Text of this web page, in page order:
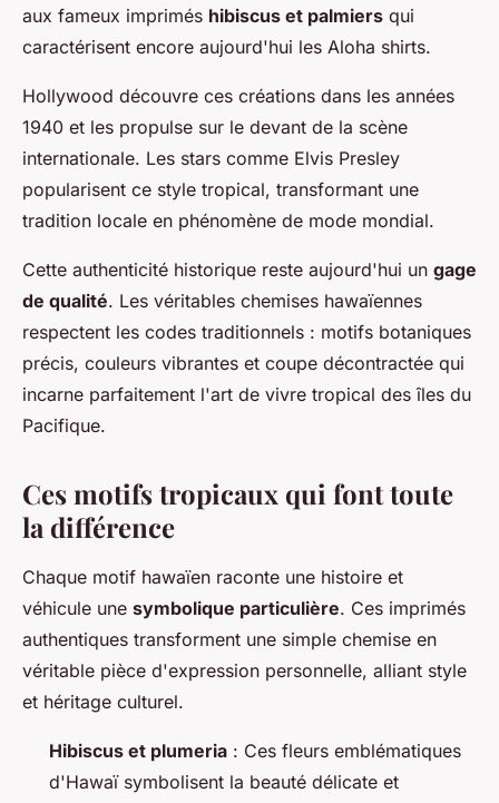
aux fameux imprimés hibiscus et palmiers qui
caractérisent encore aujourd'hui les Aloha shirts.
Hollywood découvre ces créations dans les années
1940 et les propulse sur le devant de la scène
internationale. Les stars comme Elvis Presley
popularisent ce style tropical, transformant une
tradition locale en phénomène de mode mondial.
Cette authenticité historique reste aujourd'hui un gage
de qualité. Les véritables chemises hawaïennes
respectent les codes traditionnels : motifs botaniques
précis, couleurs vibrantes et coupe décontractée qui
incarne parfaitement l'art de vivre tropical des îles du
Pacifique.
Ces motifs tropicaux qui font toute
la différence
Chaque motif hawaïen raconte une histoire et
véhicule une symbolique particulière. Ces imprimés
authentiques transforment une simple chemise en
véritable pièce d'expression personnelle, alliant style
et héritage culturel.
Hibiscus et plumeria : Ces fleurs emblématiques
d'Hawaï symbolisent la beauté délicate et